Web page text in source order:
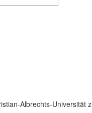
Albrechts-Universität